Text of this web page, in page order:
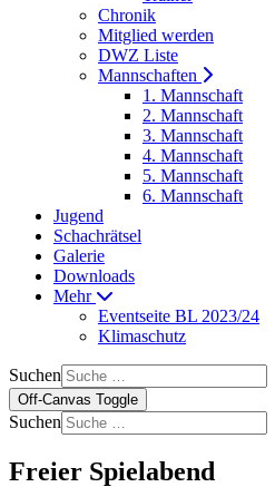
Chronik
Mitglied werden
DWZ Liste
Mannschaften
1. Mannschaft
2. Mannschaft
3. Mannschaft
4. Mannschaft
5. Mannschaft
6. Mannschaft
Jugend
Schachrätsel
Galerie
Downloads
Mehr
Eventseite BL 2023/24
Klimaschutz
Suchen
Off-Canvas Toggle
Suchen
Freier Spielabend